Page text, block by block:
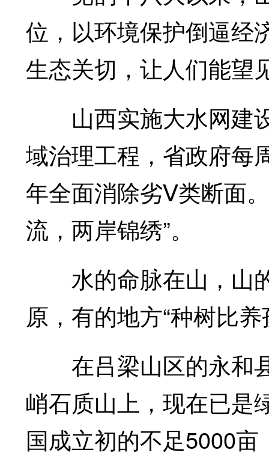
位，以环境保护倒逼经
生态关切，让人们能望
山西实施大水网建
域治理工程，省政府每
年全面消除劣Ⅴ类断面
流，两岸锦绣”。
水的命脉在山，山
原，有的地方“种树比
在吕梁山区的永和
峭石质山上，现在已是
国成立初的不足5000